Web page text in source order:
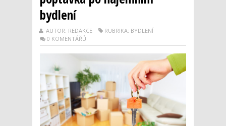
bydlení
AUTOR: REDAKCE
RUBRIKA: BYDLENÍ
0 KOMENTÁŘŮ